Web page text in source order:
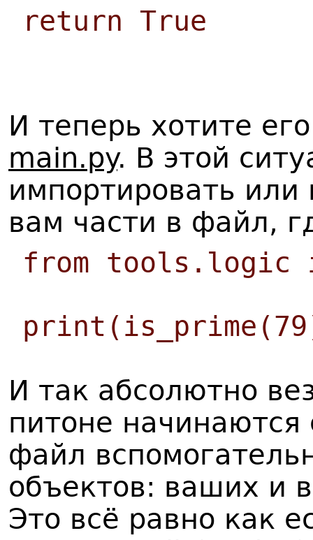
return True
И теперь хотите
main.py. В этой
импортировать
вам части в файл,
from tools.logic
И так абсолютно
питоне
файл
объектов: ваших и
Это всё равно как